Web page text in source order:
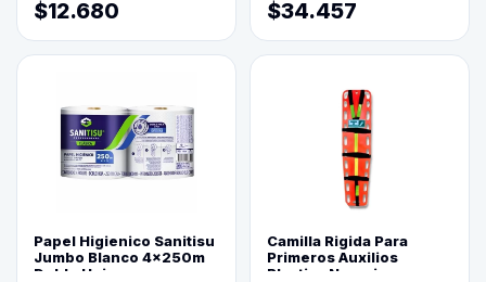
$12.680 $34.457
Papel Higienico Sanitisu
Jumbo Blanco 4x250m
Doble Hoja
Camilla Rigida Para
Primeros Auxilios
Plastica Naranja